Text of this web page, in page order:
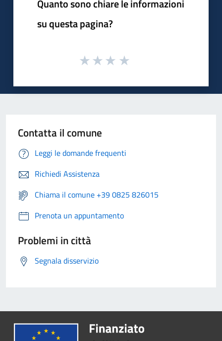
Quanto sono chiare le informazioni
su questa pagina?
Contatta il comune
Leggi le domande frequenti
Richiedi Assistenza
Chiama il comune +39 0825 826015
Prenota un appuntamento
Problemi in città
Segnala disservizio